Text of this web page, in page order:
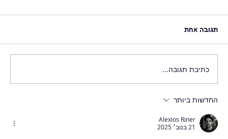
תגובה אחת
כתיבת תגובה...
החדשות ביותר
Alexios Riner
21 בנוב׳ 2025